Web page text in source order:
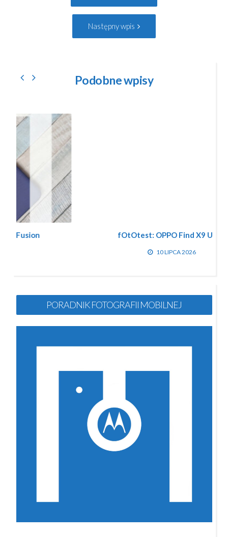
wpis:
Następny wpis
wpis:
Podobne wpisy
fOtOtest: OPPO Find X9 Ultra
PORADNIK FOTOGRAFII MOBILNEJ